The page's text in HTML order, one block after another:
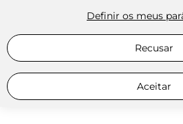
Definir os meus
Recusar
Aceitar